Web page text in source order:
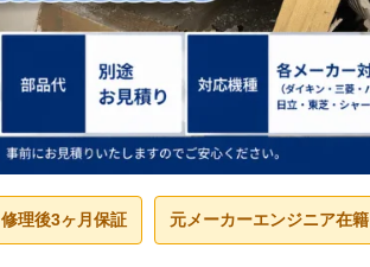
修理後3ヶ月保証 元メーカーエンジニア在籍